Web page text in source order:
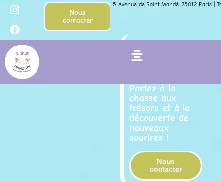
Aller
contenu
I
n
s
t
a
g
r
a
m
F
a
c
e
b
o
o
k
Nous
contacter
5 Avenue de Saint Mandé, 75012 Paris |
Flyout
l’univers
Partez à la
chasse aux
trésors et à la
découverte de
nouveaux
sourires !
Nous
contacter